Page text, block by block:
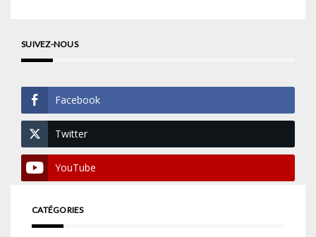
SUIVEZ-NOUS
Facebook
Twitter
YouTube
CATÉGORIES